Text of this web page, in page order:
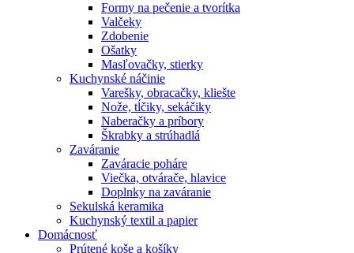
Formy na pečenie a tvorítka
Valčeky
Zdobenie
Ošatky
Masľovačky, stierky
Kuchynské náčinie
Varešky, obracačky, kliešte
Nože, tĺčiky, sekáčiky
Naberačky a príbory
Škrabky a strúhadlá
Zaváranie
Zaváracie poháre
Viečka, otvárače, hlavice
Doplnky na zaváranie
Sekulská keramika
Kuchynský textil a papier
Domácnosť
Prútené koše a košíky